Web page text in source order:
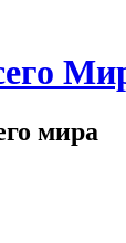
мира